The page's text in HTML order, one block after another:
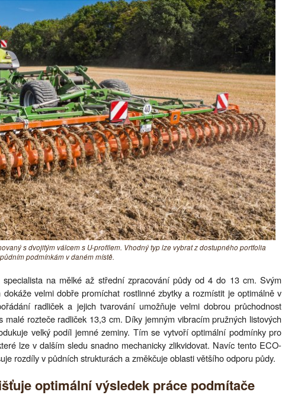
s dvojitým válcem s U-profilem. Vhodný typ lze vybrat z dostupného portfolia
podmínkám v daném místě.
na mělké až střední zpracování půdy od 4 do 13 cm. Svým
dokáže velmi dobře promíchat rostlinné zbytky a rozmístit je optimálně v
radliček a jejich tvarování umožňuje velmi dobrou průchodnost
malé rozteče radliček 13,3 cm. Díky jemným vibracím pružných listových
velký podíl jemné zeminy. Tím se vytvoří optimální podmínky pro
lze v dalším sledu snadno mechanicky zlikvidovat. Navíc tento ECO-
rozdíly v půdních strukturách a změkčuje oblasti většího odporu půdy.
optimální výsledek práce podmítače